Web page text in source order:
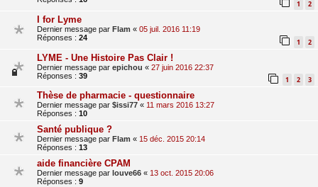
1 2
I for Lyme
Dernier message par Flam « 05 juil. 2016 11:19
Réponses : 24 1 2
LYME - Une Histoire Pas Clair !
Dernier message par epichou « 27 juin 2016 22:37
Réponses : 39 1 2 3
Thèse de pharmacie - questionnaire
Dernier message par $issi77 « 11 mars 2016 13:27
Réponses : 10
Santé publique ?
Dernier message par Flam « 15 déc. 2015 20:14
Réponses : 13
aide financière CPAM
Dernier message par louve66 « 13 oct. 2015 20:06
Réponses : 9